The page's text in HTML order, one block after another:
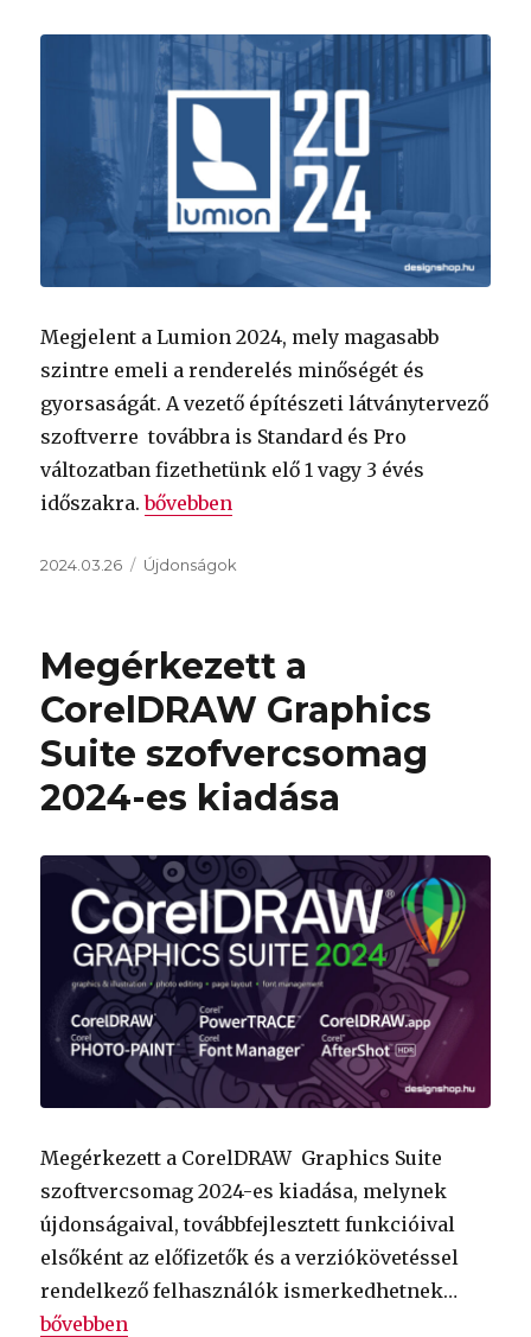
Megjelent a Lumion 2024, mely magasabb
szintre emeli a renderelés minőségét és
gyorsaságát. A vezető építészeti látványtervező
szoftverre továbbra is Standard és Pro
változatban fizethetünk elő 1 vagy 3 évés
időszakra.„Lumion 2024 – valós idejű ray-tracing
bővebben
Közzétéve
2024.03.26 Kategória
Újdonságok
Megérkezett a
CorelDRAW Graphics
Suite szofvercsomag
2024-es kiadása
Megérkezett a CorelDRAW Graphics Suite
szoftvercsomag 2024-es kiadása, melynek
újdonságaival, továbbfejlesztett funkcióival
elsőként az előfizetők és a verziókövetéssel
rendelkező felhasználók ismerkedhetnek…
„Megérkezett a CorelDRAW Graphics Suite
bővebben